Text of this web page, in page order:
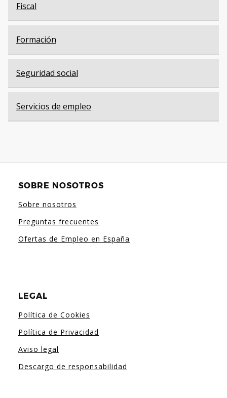
Fiscal
Formación
Seguridad social
Servicios de empleo
SOBRE NOSOTROS
Sobre nosotros
Preguntas frecuentes
Ofertas de Empleo en España
LEGAL
Política de Cookies
Política de Privacidad
Aviso legal
Descargo de responsabilidad